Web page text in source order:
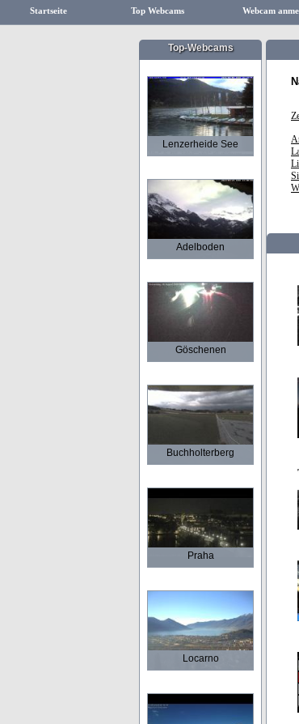
Startseite Top Webcams Webcam
Top-Webcams
Lenzerheide See
Adelboden
Göschenen
Buchholterberg
Praha
Locarno